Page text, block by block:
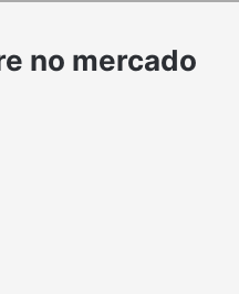
no mercado